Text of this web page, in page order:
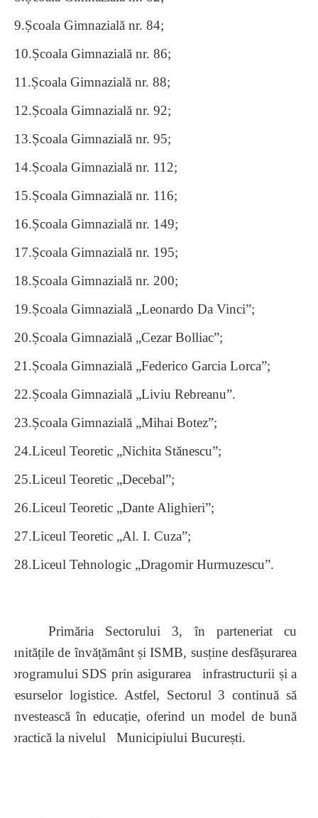
9.Școala Gimnazială nr. 84;
10.Școala Gimnazială nr. 86;
11.Școala Gimnazială nr. 88;
12.Școala Gimnazială nr. 92;
13.Școala Gimnazială nr. 95;
14.Școala Gimnazială nr. 112;
15.Școala Gimnazială nr. 116;
16.Școala Gimnazială nr. 149;
17.Școala Gimnazială nr. 195;
18.Școala Gimnazială nr. 200;
19.Școala Gimnazială „Leonardo Da Vinci”;
20.Școala Gimnazială „Cezar Bolliac”;
21.Școala Gimnazială „Federico Garcia Lorca”;
22.Școala Gimnazială „Liviu Rebreanu”.
23.Școala Gimnazială „Mihai Botez”;
24.Liceul Teoretic „Nichita Stănescu”;
25.Liceul Teoretic „Decebal”;
26.Liceul Teoretic „Dante Alighieri”;
27.Liceul Teoretic „Al. I. Cuza”;
28.Liceul Tehnologic „Dragomir Hurmuzescu”.
Primăria Sectorului 3, în parteneriat cu
unitățile de învățământ și ISMB, susține desfășurarea
programului SDS prin asigurareainfrastructurii și a
resurselor logistice. Astfel, Sectorul 3 continuă să
investească în educație, oferind un model de bună
practică la nivelul Municipiului București.